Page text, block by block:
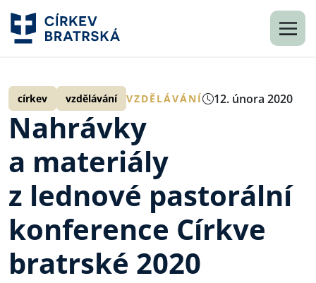
církev vzdělávání VZDĚLÁVÁNÍ 12. února 2020
Nahrávky
a materiály
z lednové pastorální
konference Církve
bratrské 2020